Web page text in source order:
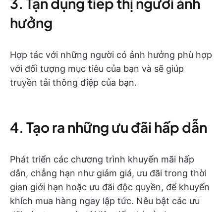
hưởng
Hợp tác với những người có ảnh hưởng phù hợp
với đối tượng mục tiêu của bạn và sẽ giúp
truyền tải thông điệp của bạn.
4. Tạo ra những ưu đãi hấp dẫn
Phát triển các chương trình khuyến mãi hấp
dẫn, chẳng hạn như giảm giá, ưu đãi trong thời
gian giới hạn hoặc ưu đãi độc quyền, để khuyến
khích mua hàng ngay lập tức. Nêu bật các ưu